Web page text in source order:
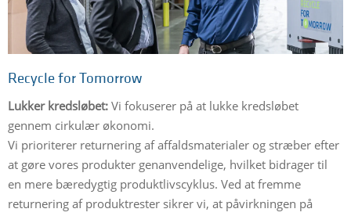
Recycle for Tomorrow
Lukker kredsløbet: Vi fokuserer på at lukke kredsløbet
gennem cirkulær økonomi.
Vi prioriterer returnering af affaldsmaterialer og stræber efter
at gøre vores produkter genanvendelige, hvilket bidrager til
en mere bæredygtig produktlivscyklus. Ved at fremme
returnering af produktrester sikrer vi, at påvirkningen på